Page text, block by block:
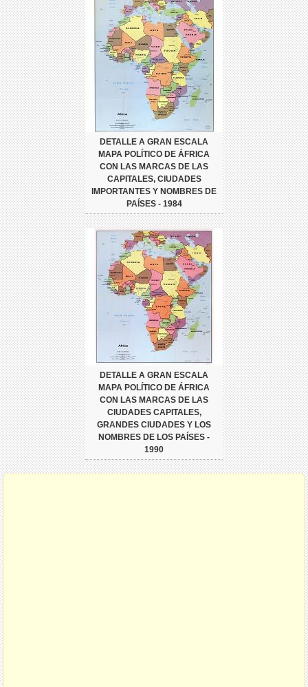
DETALLE A GRAN ESCALA
MAPA POLÍTICO DE ÁFRICA
CON LAS MARCAS DE LAS
CAPITALES, CIUDADES
IMPORTANTES Y NOMBRES DE
PAÍSES - 1984
DETALLE A GRAN ESCALA
MAPA POLÍTICO DE ÁFRICA
CON LAS MARCAS DE LAS
CIUDADES CAPITALES,
GRANDES CIUDADES Y LOS
NOMBRES DE LOS PAÍSES -
1990